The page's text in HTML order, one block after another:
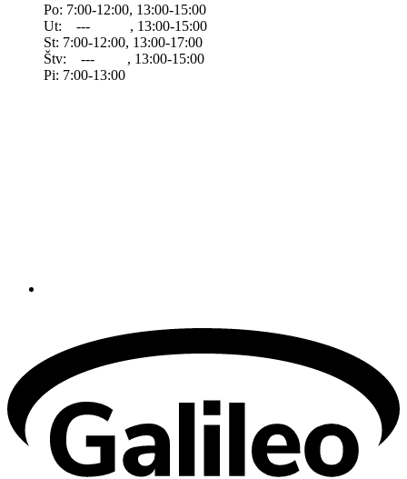
Po: 7:00-12:00, 13:00-15:00
Ut: --- , 13:00-15:00
St: 7:00-12:00, 13:00-17:00
Štv: --- , 13:00-15:00
Pi: 7:00-13:00